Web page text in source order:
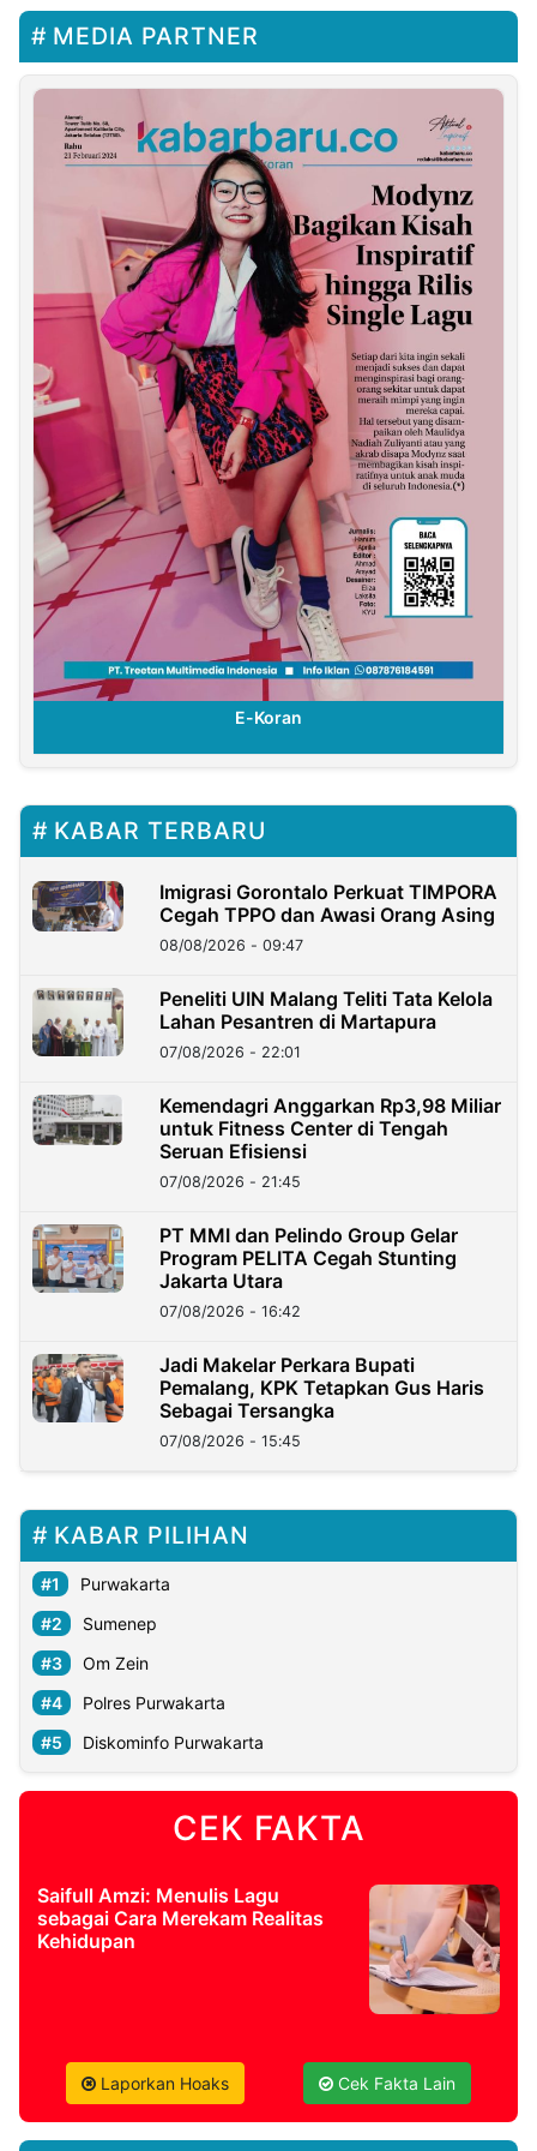
MEDIA PARTNER
E-Koran
KABAR TERBARU
Imigrasi Gorontalo Perkuat TIMPORA
Cegah TPPO dan Awasi Orang Asing
08/08/2026 - 09:47
Peneliti UIN Malang Teliti Tata Kelola
Lahan Pesantren di Martapura
07/08/2026 - 22:01
Kemendagri Anggarkan Rp3,98 Miliar
untuk Fitness Center di Tengah
Seruan Efisiensi
07/08/2026 - 21:45
PT MMI dan Pelindo Group Gelar
Program PELITA Cegah Stunting
Jakarta Utara
07/08/2026 - 16:42
Jadi Makelar Perkara Bupati
Pemalang, KPK Tetapkan Gus Haris
Sebagai Tersangka
07/08/2026 - 15:45
KABAR PILIHAN
Purwakarta
Sumenep
Om Zein
Polres Purwakarta
Diskominfo Purwakarta
CEK FAKTA
Saifull Amzi: Menulis Lagu
sebagai Cara Merekam Realitas
Kehidupan
Laporkan Hoaks Cek Fakta Lain